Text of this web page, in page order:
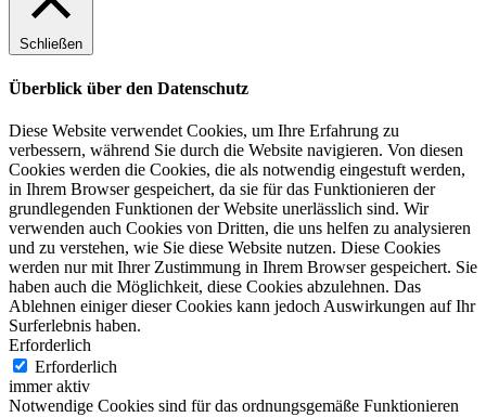
Schließen
Überblick über den Datenschutz
Diese Website verwendet Cookies, um Ihre Erfahrung zu
verbessern, während Sie durch die Website navigieren. Von diesen
Cookies werden die Cookies, die als notwendig eingestuft werden,
in Ihrem Browser gespeichert, da sie für das Funktionieren der
grundlegenden Funktionen der Website unerlässlich sind. Wir
verwenden auch Cookies von Dritten, die uns helfen zu analysieren
und zu verstehen, wie Sie diese Website nutzen. Diese Cookies
werden nur mit Ihrer Zustimmung in Ihrem Browser gespeichert. Sie
haben auch die Möglichkeit, diese Cookies abzulehnen. Das
Ablehnen einiger dieser Cookies kann jedoch Auswirkungen auf Ihr
Surferlebnis haben.
Erforderlich
Erforderlich
immer aktiv
Notwendige Cookies sind für das ordnungsgemäße Funktionieren